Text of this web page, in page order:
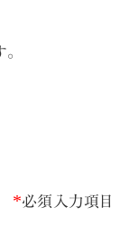
*必須入力項目